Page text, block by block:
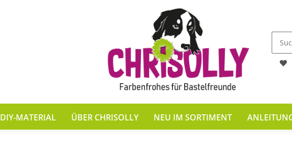
DIY-MATERIAL ÜBER CHRISOLLY NEU IM SORTIMENT